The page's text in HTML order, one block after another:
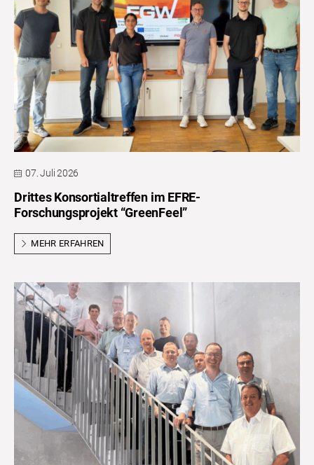
07. Juli 2026
Drittes Konsortialtreffen im EFRE-
Forschungsprojekt “GreenFeel”
MEHR ERFAHREN